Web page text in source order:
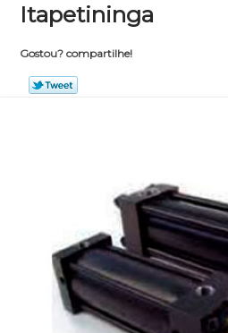
Itapetininga
Gostou? compartilhe!